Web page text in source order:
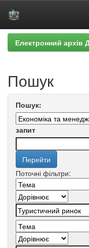
Skip
navigation
Електронний архів
Пошук
Пошук:
запит
Поточні фільтри: